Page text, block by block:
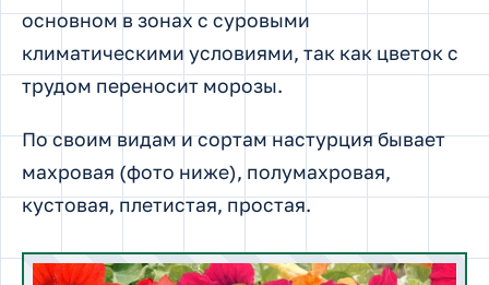
основном в зонах с суровыми
климатическими условиями, так как цветок с
трудом переносит морозы.
По своим видам и сортам настурция бывает
махровая (фото ниже), полумахровая,
кустовая, плетистая, простая.